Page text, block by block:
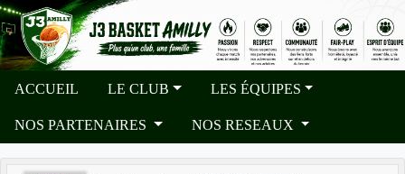
ACCUEIL LE CLUB LES ÉQUIPES
NOS PARTENAIRES NOS RESEAUX
Panneau de gestion des cookies